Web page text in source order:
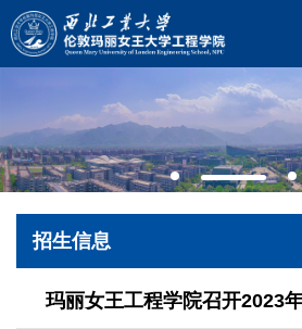
招生信息
玛丽女王工程学院召开2023